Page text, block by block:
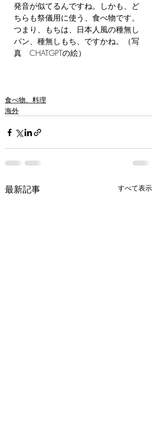
発音が似てるんですね。しかも、ど
ちらも祭儀用に使う、食べ物です。
つまり、もちは、日本人風の種無し
パン、種無しもち、ですかね。（写
真　CHATGPTの絵）
食べ物、料理
海外
最新記事 すべて表示